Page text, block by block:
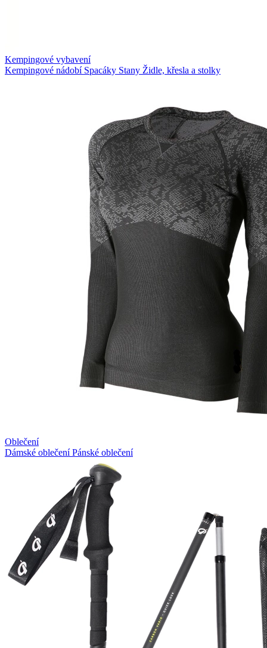
Kempingové vybavení
Kempingové nádobí Spacáky Stany Židle, křesla a stolky
Oblečení
Dámské oblečeníPánské oblečení